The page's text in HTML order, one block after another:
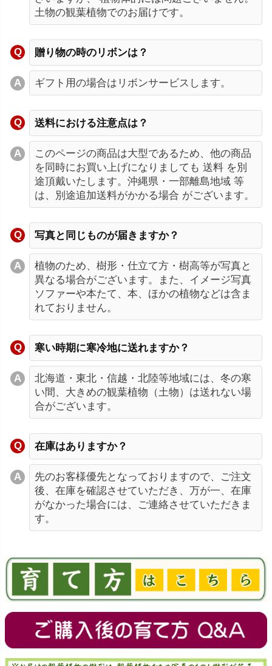
土物の観葉植物でのお届けです。
贈り物の時のリボンは？
ギフト用の場合はリボンサービスします。
送料における注意点は？
このページの商品は大型であるため、他の商品
を同時にお買い上げになりましても 送料 を別
途頂戴いたします。沖縄県・一部離島地域 等
は、別途追加送料がかかる場合 がございます。
写真と同じものが届きますか？
植物のため、樹形・仕立て方・樹高等が写真と
異なる場合がございます。また、イメージ写真
ソファーや本たて、本、ほかの植物などは含ま
れておりません。
寒い時期に寒冷地に送れますか？
北海道・東北・信越・北陸等地域には、冬の寒
い間、大きめの観葉植物（土物）は送れない場
合がございます。
在庫はありますか？
先のお客様優先となっておりますので、ご注文
後、在庫を確認させていただき、万が一、在庫
がなかった場合には、ご連絡させていただきま
す。